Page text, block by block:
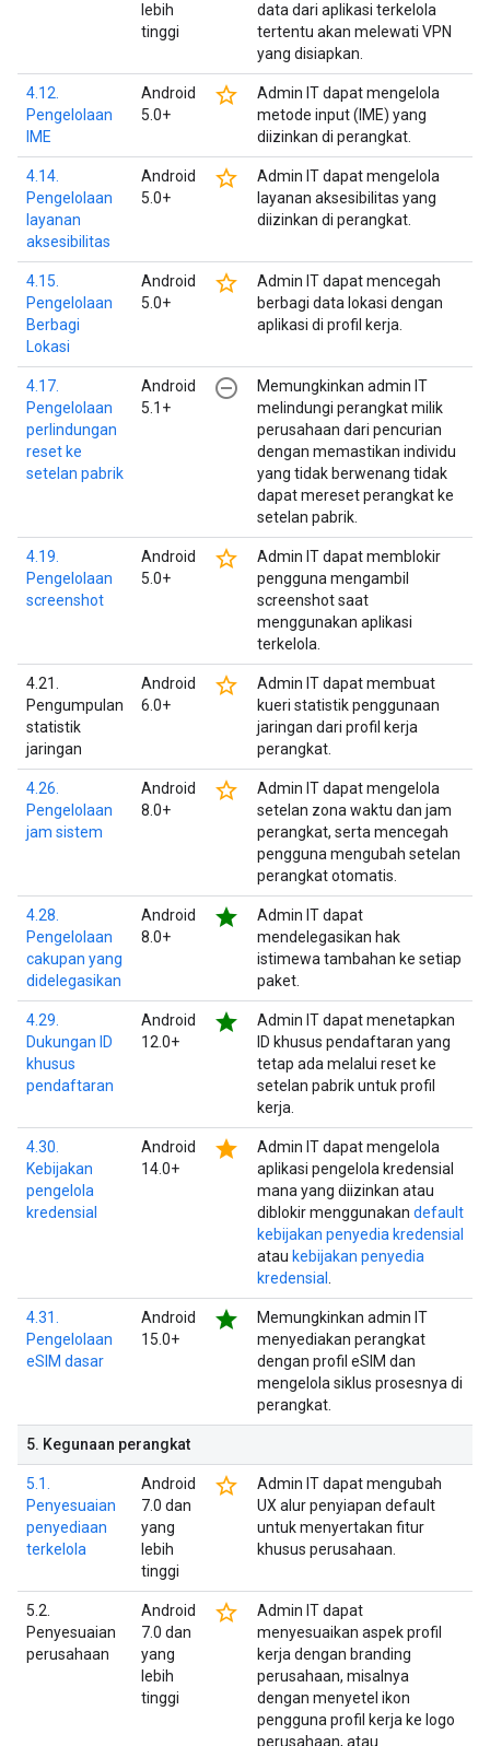
lebih
tinggi
data dari aplikasi terkelola
tertentu akan melewati VPN
yang disiapkan.
4.12.
Pengelolaan
IME
Android
5.0+
star_border
Admin IT dapat mengelola
metode input (IME) yang
diizinkan di perangkat.
4.14.
Pengelolaan
layanan
aksesibilitas
Android
5.0+
star_border
Admin IT dapat mengelola
layanan aksesibilitas yang
diizinkan di perangkat.
4.15.
Pengelolaan
Berbagi
Lokasi
Android
5.0+
star_border
Admin IT dapat mencegah
berbagi data lokasi dengan
aplikasi di profil kerja.
4.17.
Pengelolaan
perlindungan
reset ke
setelan pabrik
Android
5.1+
remove_circle_outline
Memungkinkan admin IT
melindungi perangkat milik
perusahaan dari pencurian
dengan memastikan individu
yang tidak berwenang tidak
dapat mereset perangkat ke
setelan pabrik.
4.19.
Pengelolaan
screenshot
Android
5.0+
star_border
Admin IT dapat memblokir
pengguna mengambil
screenshot saat
menggunakan aplikasi
terkelola.
4.21.
Pengumpulan
statistik
jaringan
Android
6.0+
star_border
Admin IT dapat membuat
kueri statistik penggunaan
jaringan dari profil kerja
perangkat.
4.26.
Pengelolaan
jam sistem
Android
8.0+
star_border
Admin IT dapat mengelola
setelan zona waktu dan jam
perangkat, serta mencegah
pengguna mengubah setelan
perangkat otomatis.
4.28.
Pengelolaan
cakupan yang
didelegasikan
Android
8.0+
star
Admin IT dapat
mendelegasikan hak
istimewa tambahan ke setiap
paket.
4.29.
Dukungan ID
khusus
pendaftaran
Android
12.0+
star
Admin IT dapat menetapkan
ID khusus pendaftaran yang
tetap ada melalui reset ke
setelan pabrik untuk profil
kerja.
4.30.
Kebijakan
pengelola
kredensial
Android
14.0+
star
Admin IT dapat mengelola
aplikasi pengelola kredensial
mana yang diizinkan atau
diblokir menggunakan default
kebijakan penyedia kredensial
atau kebijakan penyedia
kredensial
4.31.
Pengelolaan
eSIM dasar
Android
15.0+
star
Memungkinkan admin IT
menyediakan perangkat
dengan profil eSIM dan
mengelola siklus prosesnya di
perangkat.
5. Kegunaan perangkat
5.1.
Penyesuaian
penyediaan
terkelola
Android
7.0 dan
yang
lebih
tinggi
star_border
Admin IT dapat mengubah
UX alur penyiapan default
untuk menyertakan fitur
khusus perusahaan.
5.2.
Penyesuaian
perusahaan
Android
7.0 dan
yang
lebih
tinggi
star_border
Admin IT dapat
menyesuaikan aspek profil
kerja dengan branding
perusahaan, misalnya
dengan menyetel ikon
pengguna profil kerja ke logo
perusahaan, atau